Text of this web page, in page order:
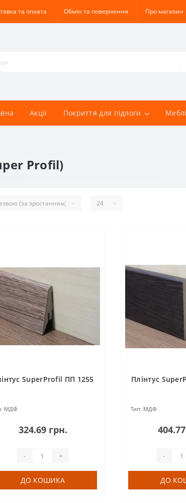
та оплата Обмін та повернення Про магазин
Акції Покриття для підлоги Меблі
Profil)
SuperProfil ПП 1255
МДФ
324.69 грн.
- +
ДО КОШИКА
Плінтус
Тип: МДФ
-
ДО